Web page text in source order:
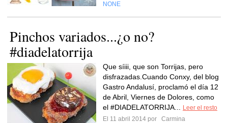
NONE
Pinchos variados...¿o no?
#diadelatorrija
Que síiii, que son Torrijas, pero
disfrazadas.Cuando Conxy, del blog
Gastro Andalusí, proclamó el día 12
de Abril, Viernes de Dolores, como
el #DIADELATORRIJA...
Leer el resto
El 11 abril 2014 por
Carmina